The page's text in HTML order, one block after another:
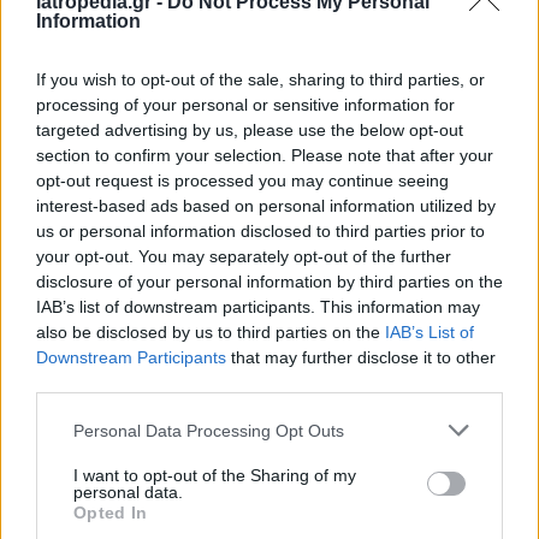
Information
If you wish to opt-out of the sale, sharing to third parties, or
processing of your personal or sensitive information for
targeted advertising by us, please use the below opt-out
section to confirm your selection. Please note that after your
opt-out request is processed you may continue seeing
interest-based ads based on personal information utilized by
us or personal information disclosed to third parties prior to
your opt-out. You may separately opt-out of the further
disclosure of your personal information by third parties on the
IAB’s list of downstream participants. This information may
also be disclosed by us to third parties on the IAB’s List of
Downstream Participants that may further disclose it to other
Personal Data Processing Opt Outs
I want to opt-out of the Sharing of my
personal data.
Opted In
φυσιολογικές ανοσοποιητικές πρωτεΐνες που
παχύρρευστο. Τα αποτελέσματα μιας εξέτασης
ιξώδους αίματος μπορούν να δείξουν εάν οι
θεραπείες για το non Hodgkin λέμφωμα
αποδίδουν.
Εξέταση αντισωμάτων
Σε ορισμένους τύπους non Hodgkin
λεμφώματος, μπορεί επίσης να χρειαστεί να
υποβληθεί κανείς σε εξέταση αντισωμάτων. Η
ογκολογική ομάδα μπορεί να επιλέξει να
διενεργήσει μια εξέταση ανοσοσφαιρίνης ορού ή
μια εξέταση ηλεκτροφόρησης πρωτεϊνών ορού.
Τα αποτελέσματα αυτά δείχνουν στους γιατρούς
ποια αντισώματα βρίσκονται στην κυκλοφορία
του αίματος και σε ποια επίπεδα. Τα